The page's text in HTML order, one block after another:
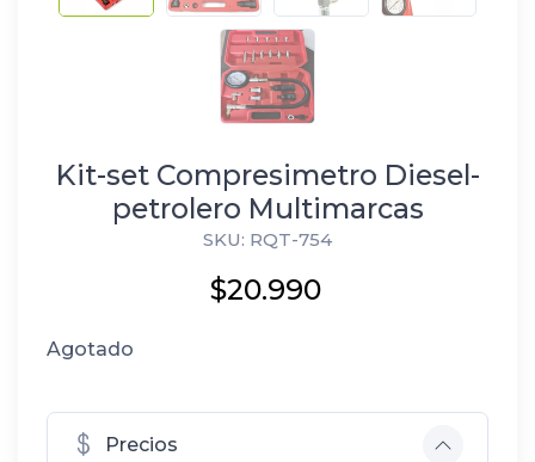
Kit-set Compresimetro Diesel-
petrolero Multimarcas
SKU: RQT-754
$20.990
Agotado
Precios